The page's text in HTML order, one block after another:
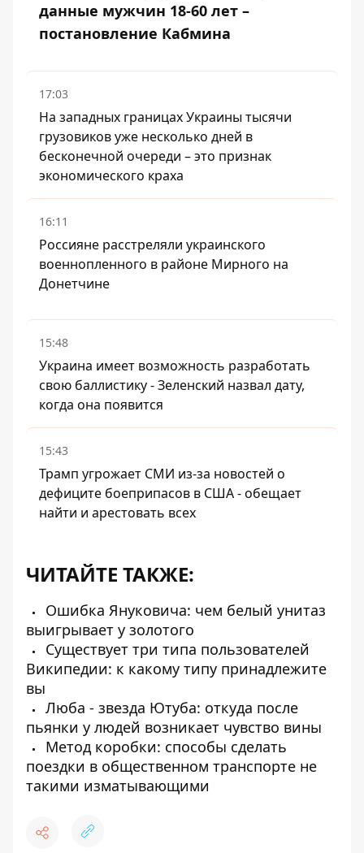
данные мужчин 18-60 лет –
постановление Кабмина
17:03
На западных границах Украины тысячи
грузовиков уже несколько дней в
бесконечной очереди – это признак
экономического краха
16:11
Россияне расстреляли украинского
военнопленного в районе Мирного на
Донетчине
15:48
Украина имеет возможность разработать
свою баллистику - Зеленский назвал дату,
когда она появится
15:43
Трамп угрожает СМИ из-за новостей о
дефиците боеприпасов в США - обещает
найти и арестовать всех
ЧИТАЙТЕ ТАКЖЕ:
Ошибка Януковича: чем белый унитаз
выигрывает у золотого
Существует три типа пользователей
Википедии: к какому типу принадлежите
вы
Люба - звезда Ютуба: откуда после
пьянки у людей возникает чувство вины
Метод коробки: способы сделать
поездки в общественном транспорте не
такими изматывающими